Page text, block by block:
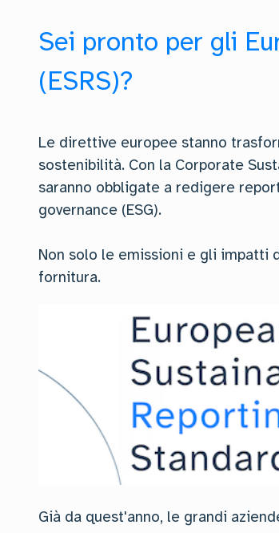
Sei pronto per gli
(ESRS)?
Le direttive europee stanno
sostenibilità. Con la Corporate
saranno obbligate a redigere
governance (ESG).
Non solo le emissioni e gli impatti
fornitura.
Già da quest'anno, le grandi